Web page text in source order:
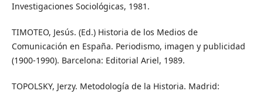
Investigaciones Sociológicas, 1981.
TIMOTEO, Jesús. (Ed.) Historia de los Medios de
Comunicación en España. Periodismo, imagen y publicidad
(1900-1990). Barcelona: Editorial Ariel, 1989.
TOPOLSKY, Jerzy. Metodología de la Historia. Madrid: